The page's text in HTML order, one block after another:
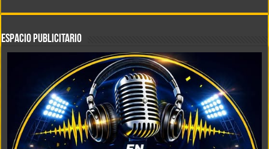
ESPACIO PUBLICITARIO